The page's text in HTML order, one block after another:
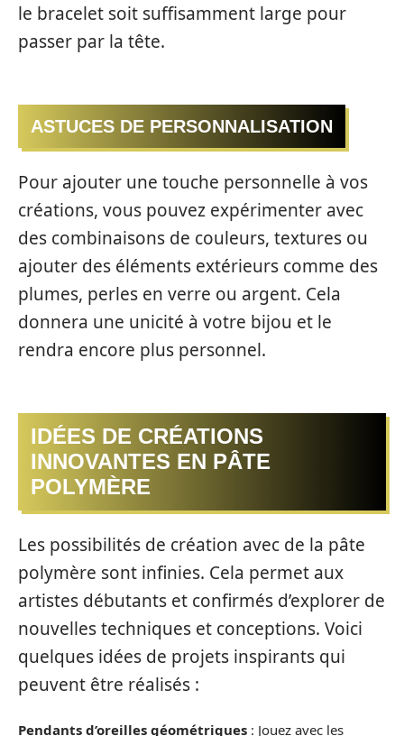
le bracelet soit suffisamment large pour
passer par la tête.
ASTUCES DE PERSONNALISATION
Pour ajouter une touche personnelle à vos
créations, vous pouvez expérimenter avec
des combinaisons de couleurs, textures ou
ajouter des éléments extérieurs comme des
plumes, perles en verre ou argent. Cela
donnera une unicité à votre bijou et le
rendra encore plus personnel.
IDÉES DE CRÉATIONS
INNOVANTES EN PÂTE
POLYMÈRE
Les possibilités de création avec de la pâte
polymère sont infinies. Cela permet aux
artistes débutants et confirmés d’explorer de
nouvelles techniques et conceptions. Voici
quelques idées de projets inspirants qui
peuvent être réalisés :
Pendants d’oreilles géométriques : Jouez avec les